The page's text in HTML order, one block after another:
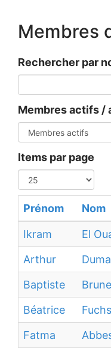
Membres
Rechercher par
Membres actifs /
Items par page
Prénom Nom
Ikram El
Arthur
Baptiste
Béatrice
Fuchs
Fatma